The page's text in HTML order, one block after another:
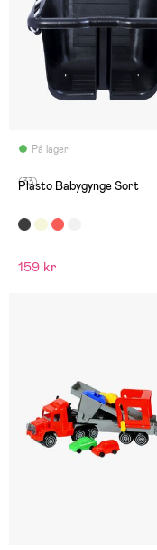
På lager
(33)
Plasto Babygynge Sort
159 kr